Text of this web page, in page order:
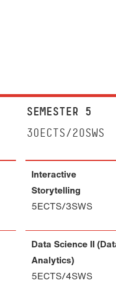
SEMESTER 5
30ECTS/20SWS
Interactive
Storytelling
5ECTS/3SWS
Data Science II
Analytics)
5ECTS/4SWS